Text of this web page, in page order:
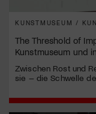
KUNSTMUSEUM /
The Threshold of
Kunstmuseum und
Zwischen Rost und
sie – die Schwelle